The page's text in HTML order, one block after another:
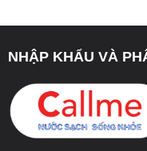
NHẬP KHẨU VÀ